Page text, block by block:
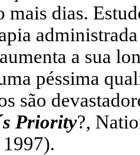
mais dias.
a sua
péssima
são
Priority?,
1997).